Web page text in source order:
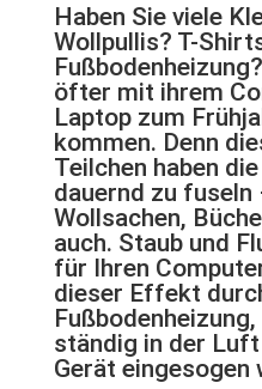
Haben Sie viele
Wollpullis? T-
öfter mit ihrem
Laptop zum
kommen. Denn
Teilchen haben
dauernd zu fuseln
Wollsachen,
auch. Staub und
für Ihren
dieser Effekt
ständig in der
Gerät eingesogen